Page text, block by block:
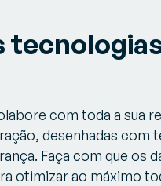
com toda a sua
desenhadas com
Faça com que os
otimizar ao máximo